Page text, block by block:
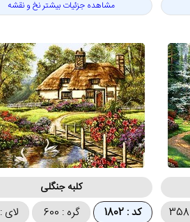
مشاهده جزئیات بیشتر نخ و نقشه
کلبه جنگلی
کد : 1802 گره : 600 لای : 400